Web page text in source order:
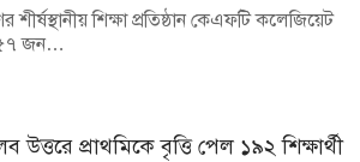
শিক্ষা প্রতিষ্ঠান কেএফটি কলেজিয়েট
৫৭ জন…
উত্তরে প্রাথমিকে বৃত্তি পেল ১৯২ শিক্ষার্থী